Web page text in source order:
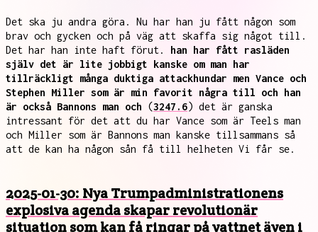
Det ska ju andra göra. Nu har han ju fått någon som
brav och gycken och på väg att skaffa sig något till.
Det har han inte haft förut. han har fått rasläden
själv det är lite jobbigt kanske om man har
tillräckligt många duktiga attackhundar men Vance och
Stephen Miller som är min favorit några till och han
är också Bannons man och (3247.6) det är ganska
intressant för det att du har Vance som är Teels man
och Miller som är Bannons man kanske tillsammans så
att de kan ha någon sån få till helheten Vi får se.
2025-01-30: Nya Trumpadministrationens
explosiva agenda skapar revolutionär
situation som kan få ringar på vattnet även i